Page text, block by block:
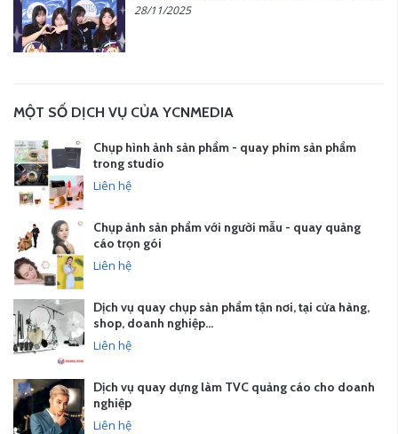
28/11/2025
MỘT SỐ DỊCH VỤ CỦA YCNMEDIA
Chụp hình ảnh sản phẩm - quay phim sản phẩm
trong studio
Liên hệ
Chụp ảnh sản phẩm với người mẫu - quay quảng
cáo trọn gói
Liên hệ
Dịch vụ quay chụp sản phẩm tận nơi, tại cửa hàng,
shop, doanh nghiệp…
Liên hệ
Dịch vụ quay dựng làm TVC quảng cáo cho doanh
nghiệp
Liên hệ